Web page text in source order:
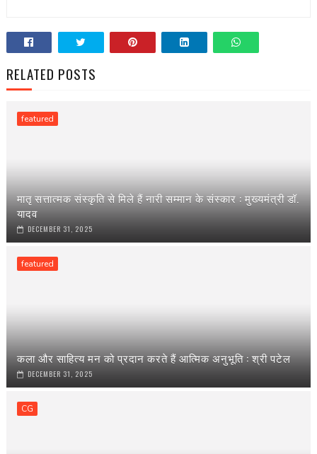
RELATED POSTS
featured
मातृ सत्तात्मक संस्कृति से मिले हैं नारी सम्मान के संस्कार : मुख्यमंत्री डॉ.
यादव
DECEMBER 31, 2025
featured
कला और साहित्य मन को प्रदान करते हैं आत्मिक अनुभूति : श्री पटेल
DECEMBER 31, 2025
CG